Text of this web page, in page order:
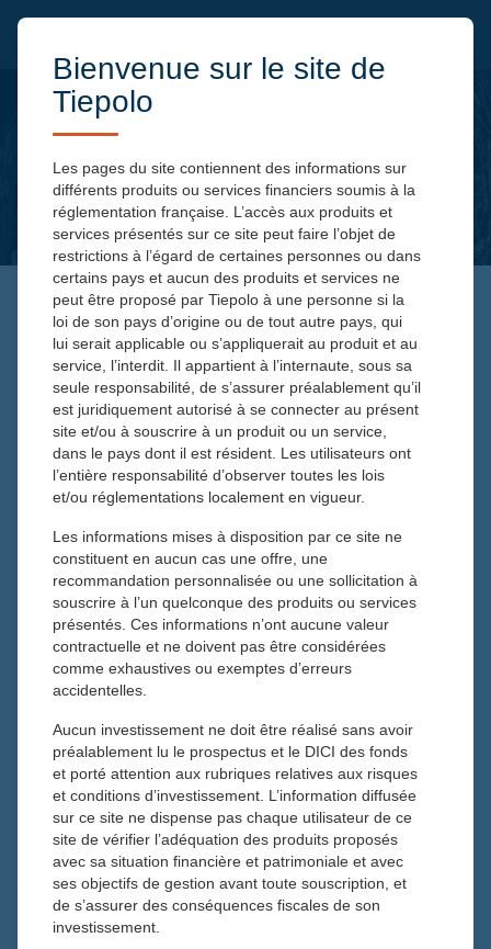
LA RIGUEUR BUDGÉTAIRE
ITALIENNE, UNE LEÇON
POUR PARIS ?
15 octobre 2025
Eric Doutrebente
Actualités
Le 12 septembre2025 , l’agence Fitch a abaissé la note de
la France à A+, pointant une dette au-delà de 113 % du
PIB et un déficit persistant. Alors que Paris peine à définir
une trajectoire crédible, Rome, longtemps moquée pour
son indiscipline, a regagné la confiance des marchés
grâce à une consolidation rapide.
Le 12 septembre 2025 restera comme une date
symbolique pour les finances publiques françaises. Ce
jour-là, l’agence Fitch a abaissé la note souveraine de
l’Hexagone de AA- à A+, assortie d’une perspective stable.
Pour beaucoup d’observateurs, c’est moins la dégradation
Bienvenue sur le site de
Tiepolo
Les pages du site contiennent des informations sur
différents produits ou services financiers soumis à la
réglementation française. L’accès aux produits et
services présentés sur ce site peut faire l’objet de
restrictions à l’égard de certaines personnes ou dans
certains pays et aucun des produits et services ne
peut être proposé par Tiepolo à une personne si la
loi de son pays d’origine ou de tout autre pays, qui
lui serait applicable ou s’appliquerait au produit et au
service, l’interdit. Il appartient à l’internaute, sous sa
seule responsabilité, de s’assurer préalablement qu’il
est juridiquement autorisé à se connecter au présent
site et/ou à souscrire à un produit ou un service,
dans le pays dont il est résident. Les utilisateurs ont
l’entière responsabilité d’observer toutes les lois
et/ou réglementations localement en vigueur.
Les informations mises à disposition par ce site ne
constituent en aucun cas une offre, une
recommandation personnalisée ou une sollicitation à
souscrire à l’un quelconque des produits ou services
présentés. Ces informations n’ont aucune valeur
contractuelle et ne doivent pas être considérées
comme exhaustives ou exemptes d’erreurs
accidentelles.
Aucun investissement ne doit être réalisé sans avoir
préalablement lu le prospectus et le DICI des fonds
et porté attention aux rubriques relatives aux risques
et conditions d’investissement. L’information diffusée
sur ce site ne dispense pas chaque utilisateur de ce
site de vérifier l’adéquation des produits proposés
avec sa situation financière et patrimoniale et avec
ses objectifs de gestion avant toute souscription, et
de s’assurer des conséquences fiscales de son
investissement.